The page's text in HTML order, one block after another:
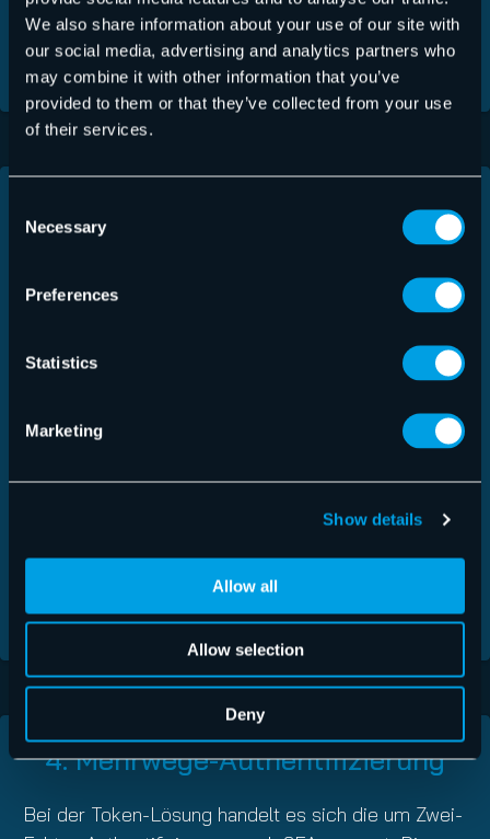
We also share information about your use of our site with
our social media, advertising and analytics partners who
may combine it with other information that you’ve
provided to them or that they’ve collected from your use
of their services.
Selection
Necessary
Preferences
Statistics
Marketing
Show details
Allow all
Allow selection
Deny
bei einem Brute-Force-Angriff auf der nacheinander
ablaufenden Abarbeitung einer Wortliste basieren.
3. Alternativen zu herkömmlichen
Eine weitere Möglichkeit,
Zugangscodes in Form von Passwörtern zu
Verwendung von Token oder OTPs. Die
Passwörter verhindert Replay-Attacken komplett.
Hierbei täuschen Angreifer nämlich eine fremde
dass jede nachrangige Authentifizierung die
4. Mehrwege-Authentifizierung
Bei der Token-Lösung handelt es sich die um Zwei-